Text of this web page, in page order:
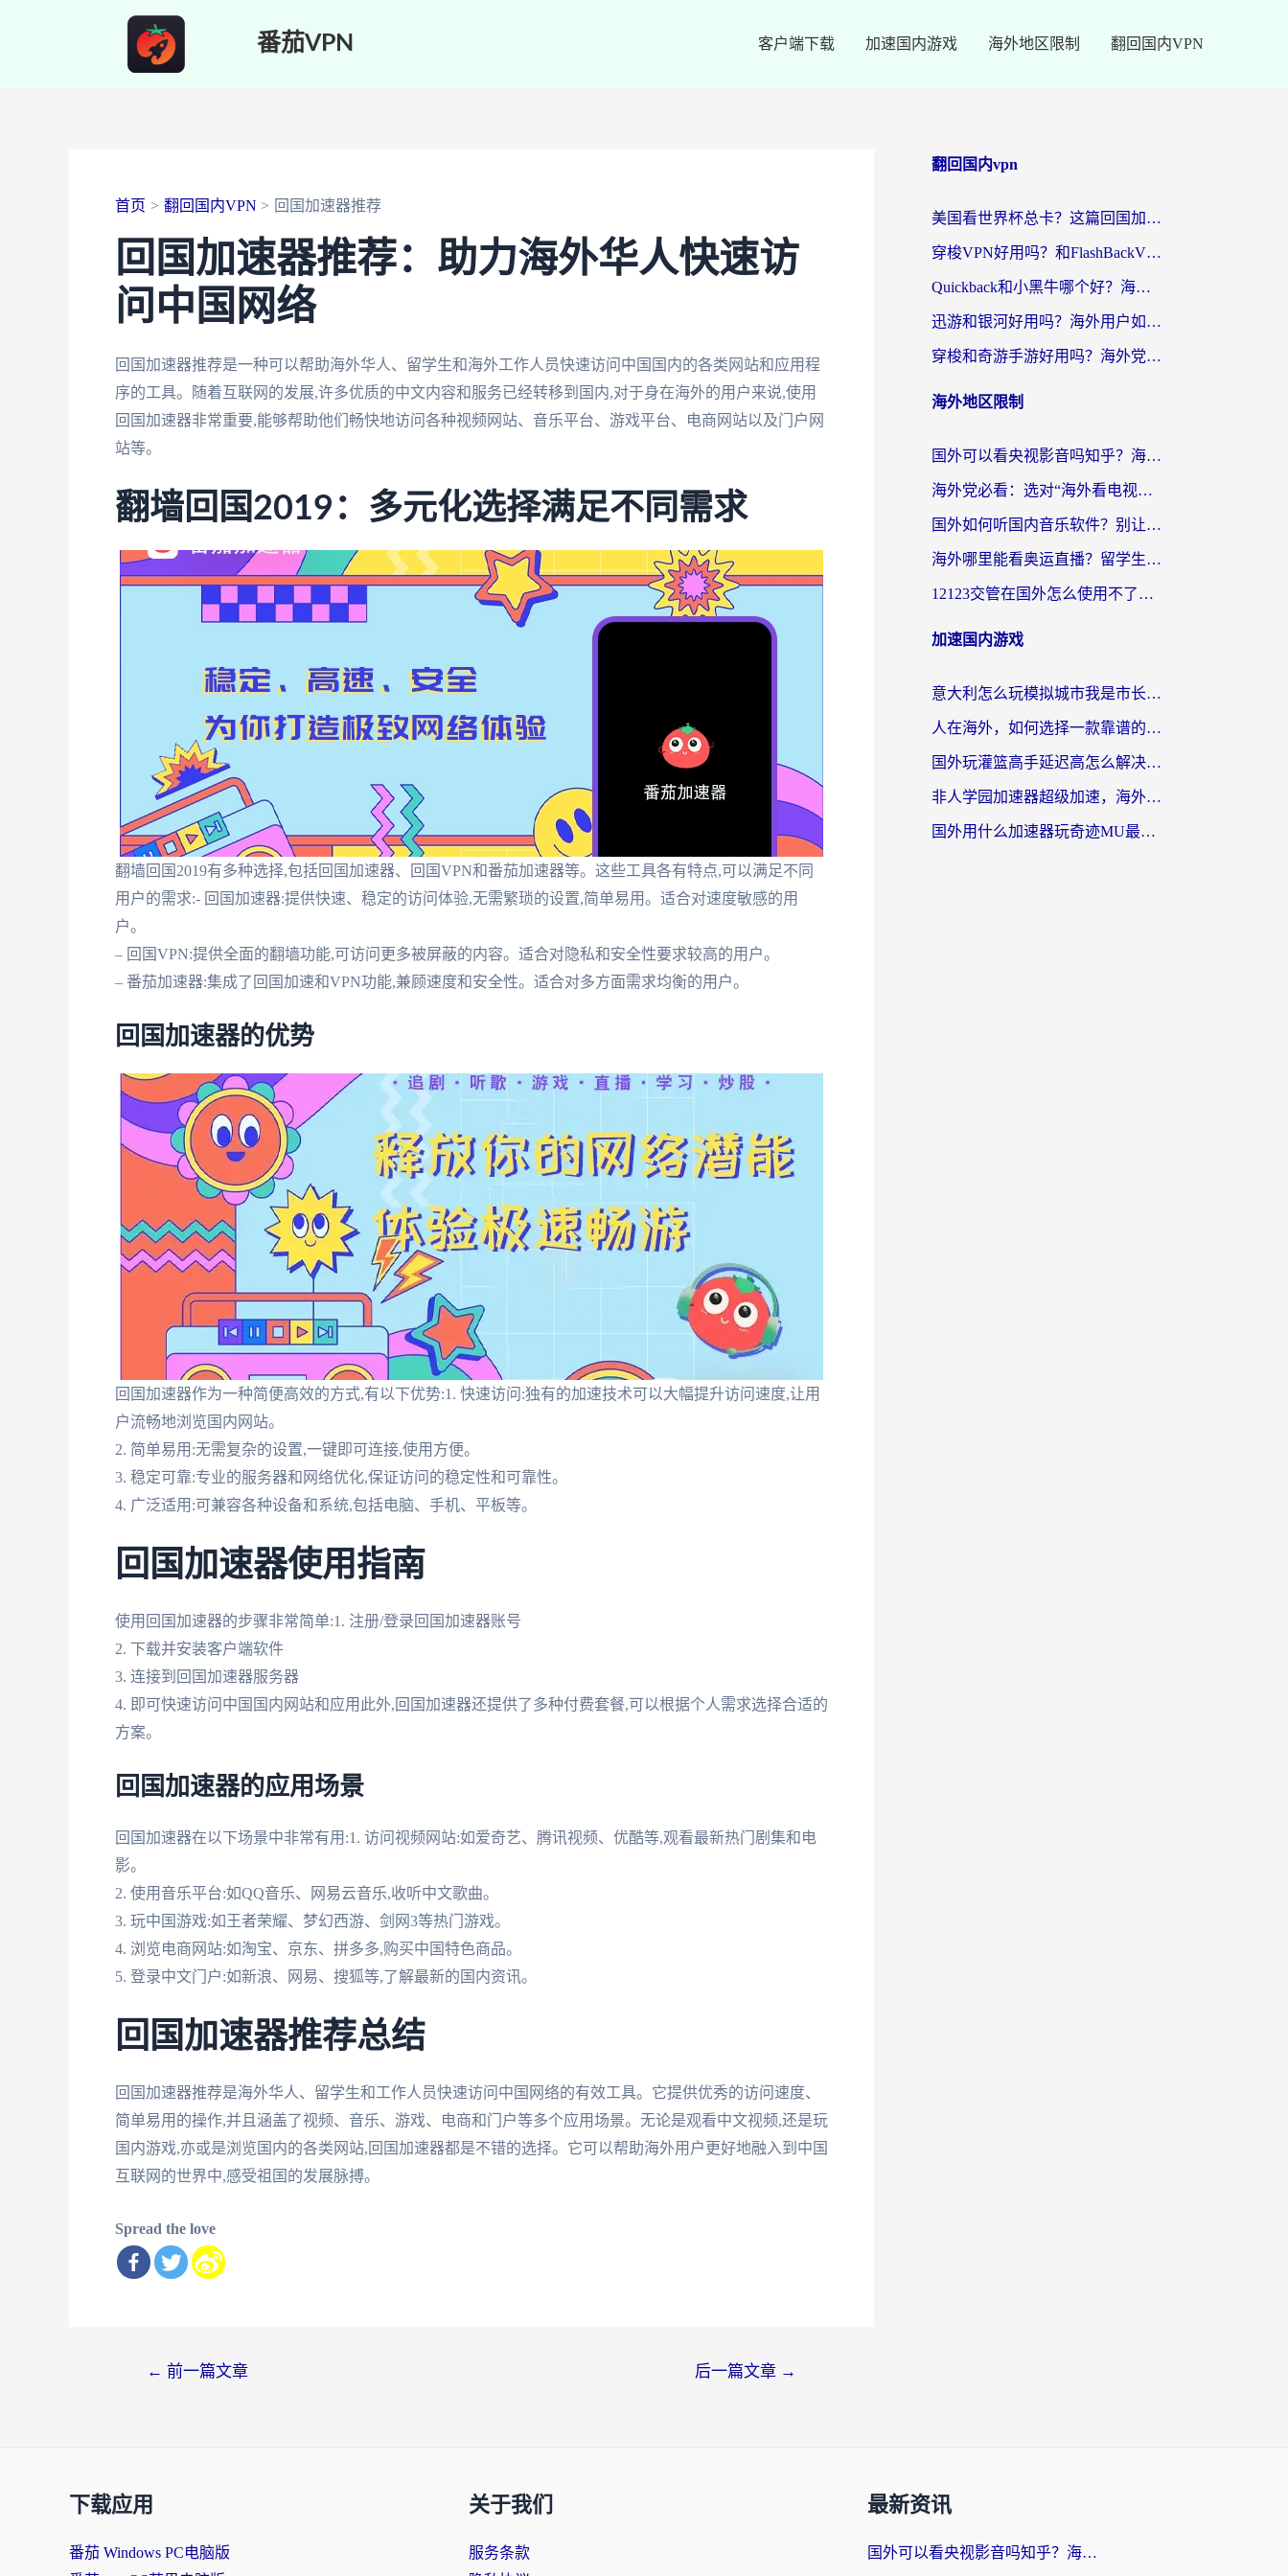
番茄VPN 客户端下载 加速国内游戏 海外地区限制 翻回国内VPN
首页 翻回国内VPN 回国加速器推荐
回国加速器推荐：助力海外华人快速访
问中国网络
回国加速器推荐是一种可以帮助海外华人、留学生和海外工作人员快速访问中国国内的各类网站和应用程
序的工具。随着互联网的发展,许多优质的中文内容和服务已经转移到国内,对于身在海外的用户来说,使用
回国加速器非常重要,能够帮助他们畅快地访问各种视频网站、音乐平台、游戏平台、电商网站以及门户网
站等。
翻墙回国2019：多元化选择满足不同需求
翻墙回国2019有多种选择,包括回国加速器、回国VPN和番茄加速器等。这些工具各有特点,可以满足不同
用户的需求:- 回国加速器:提供快速、稳定的访问体验,无需繁琐的设置,简单易用。适合对速度敏感的用
户。
– 回国VPN:提供全面的翻墙功能,可访问更多被屏蔽的内容。适合对隐私和安全性要求较高的用户。
– 番茄加速器:集成了回国加速和VPN功能,兼顾速度和安全性。适合对多方面需求均衡的用户。
回国加速器的优势
回国加速器作为一种简便高效的方式,有以下优势:1. 快速访问:独有的加速技术可以大幅提升访问速度,让用
户流畅地浏览国内网站。
2. 简单易用:无需复杂的设置,一键即可连接,使用方便。
3. 稳定可靠:专业的服务器和网络优化,保证访问的稳定性和可靠性。
4. 广泛适用:可兼容各种设备和系统,包括电脑、手机、平板等。
回国加速器使用指南
使用回国加速器的步骤非常简单:1. 注册/登录回国加速器账号
2. 下载并安装客户端软件
3. 连接到回国加速器服务器
4. 即可快速访问中国国内网站和应用此外,回国加速器还提供了多种付费套餐,可以根据个人需求选择合适的
方案。
回国加速器的应用场景
回国加速器在以下场景中非常有用:1. 访问视频网站:如爱奇艺、腾讯视频、优酷等,观看最新热门剧集和电
影。
2. 使用音乐平台:如QQ音乐、网易云音乐,收听中文歌曲。
3. 玩中国游戏:如王者荣耀、梦幻西游、剑网3等热门游戏。
4. 浏览电商网站:如淘宝、京东、拼多多,购买中国特色商品。
5. 登录中文门户:如新浪、网易、搜狐等,了解最新的国内资讯。
回国加速器推荐总结
回国加速器推荐是海外华人、留学生和工作人员快速访问中国网络的有效工具。它提供优秀的访问速度、
简单易用的操作,并且涵盖了视频、音乐、游戏、电商和门户等多个应用场景。无论是观看中文视频,还是玩
国内游戏,亦或是浏览国内的各类网站,回国加速器都是不错的选择。它可以帮助海外用户更好地融入到中国
互联网的世界中,感受祖国的发展脉搏。
Spread the love
← 前一篇文章 后一篇文章 →
翻回国内vpn
美国看世界杯总卡？这篇回国加速器指南帮你无缝刷国内资源（附苹果手机VPN设置步骤）
穿梭VPN好用吗？和FlashBackVPN对比哪个回国效果更好？
Quickback和小黑牛哪个好？海外党亲测指南，选对回国加速器秒回国内
迅游和银河好用吗？海外用户如何选择回国加速器实现无缝访问国内资源
穿梭和奇游手游好用吗？海外党亲测3款回国加速器，附蜜蜂加速器七天试用攻略
海外地区限制
国外可以看央视影音吗知乎？海外党亲测有效的回国加速方案
海外党必看：选对“海外看电视剧软件”，再也不用愁国内剧刷不了
国外如何听国内音乐软件？别让地域限制，断了你的中文歌单
海外哪里能看奥运直播？留学生&海外华人必看的体育赛事观赛终极指南
12123交管在国外怎么使用不了？海外华人必看的无缝访问国内资源指南
加速国内游戏
意大利怎么玩模拟城市我是市长？海外党国服游戏加速终极攻略（附三国3量子特攻解决办法）
人在海外，如何选择一款靠谱的玩剑灵2加速器？
国外玩灌篮高手延迟高怎么解决？海外玩家国服游戏加速终极指南
非人学园加速器超级加速，海外玩家重返国服的通行证
国外用什么加速器玩奇迹MU最好？2026海外玩家国服游戏加速全攻略
下载应用
番茄 Windows PC电脑版
关于我们
服务条款
最新资讯
国外可以看央视影音吗知乎？海外党亲测有效的回国加速方案